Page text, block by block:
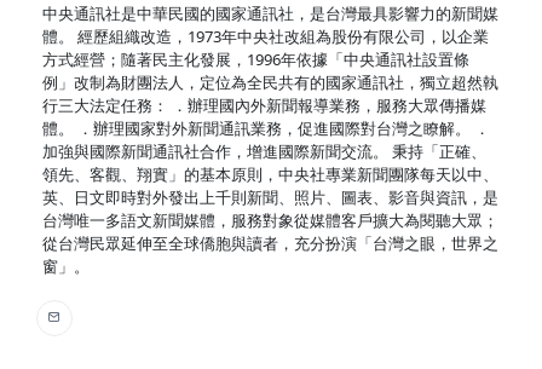
中央通訊社是中華民國的國家通訊社，是台灣最具影響力的新聞媒
體。 經歷組織改造，1973年中央社改組為股份有限公司，以企業
方式經營；隨著民主化發展，1996年依據「中央通訊社設置條
例」改制為財團法人，定位為全民共有的國家通訊社，獨立超然執
行三大法定任務： ．辦理國內外新聞報導業務，服務大眾傳播媒
體。 ．辦理國家對外新聞通訊業務，促進國際對台灣之瞭解。 ．
加強與國際新聞通訊社合作，增進國際新聞交流。 秉持「正確、
領先、客觀、翔實」的基本原則，中央社專業新聞團隊每天以中、
英、日文即時對外發出上千則新聞、照片、圖表、影音與資訊，是
台灣唯一多語文新聞媒體，服務對象從媒體客戶擴大為閱聽大眾；
從台灣民眾延伸至全球僑胞與讀者，充分扮演「台灣之眼，世界之
窗」。